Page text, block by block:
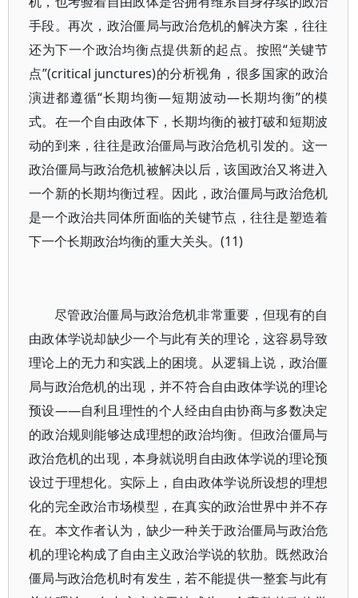
手段。再次，政治僵局与政治危机的解决方案，往往
还为下一个政治均衡点提供新的起点。按照“关键节
点”(critical junctures)的分析视角，很多国家的政治
演进都遵循“长期均衡—短期波动—长期均衡”的模
式。在一个自由政体下，长期均衡的被打破和短期波
动的到来，往往是政治僵局与政治危机引发的。这一
政治僵局与政治危机被解决以后，该国政治又将进入
一个新的长期均衡过程。因此，政治僵局与政治危机
是一个政治共同体所面临的关键节点，往往是塑造着
下一个长期政治均衡的重大关头。(11)
尽管政治僵局与政治危机非常重要，但现有的自
由政体学说却缺少一个与此有关的理论，这容易导致
理论上的无力和实践上的困境。从逻辑上说，政治僵
局与政治危机的出现，并不符合自由政体学说的理论
预设——自利且理性的个人经由自由协商与多数决定
的政治规则能够达成理想的政治均衡。但政治僵局与
政治危机的出现，本身就说明自由政体学说的理论预
设过于理想化。实际上，自由政体学说所设想的理想
化的完全政治市场模型，在真实的政治世界中并不存
在。本文作者认为，缺少一种关于政治僵局与政治危
机的理论构成了自由主义政治学说的软肋。既然政治
僵局与政治危机时有发生，若不能提供一整套与此有